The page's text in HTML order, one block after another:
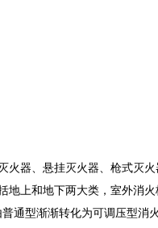
器、悬挂灭火器、枪式灭火
上和地下两大类，室外消
通型渐渐转化为可调压型消火